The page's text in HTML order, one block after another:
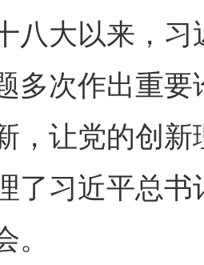
八大以来，
多次作出重
，让党的创新
了习近平总
。